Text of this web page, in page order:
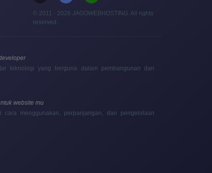
© 2011 - 2026 JAGOWEBHOSTING. All rights
reserved.
teknologi yang berguna dalam pembangunan dan
website mu
cara menggunakan, perpanjangan, dan pengelolaan